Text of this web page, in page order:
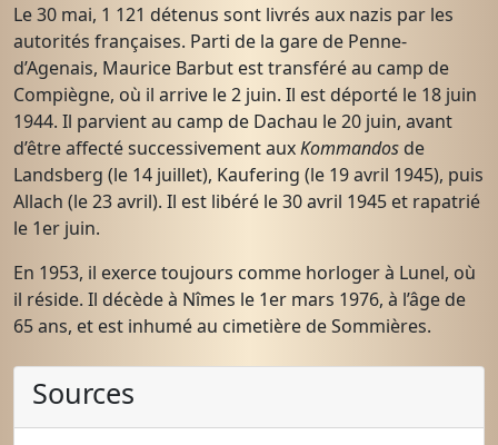
Le 30 mai, 1 121 détenus sont livrés aux nazis par les
autorités françaises. Parti de la gare de Penne-
d’Agenais, Maurice Barbut est transféré au camp de
Compiègne, où il arrive le 2 juin. Il est déporté le 18 juin
1944. Il parvient au camp de Dachau le 20 juin, avant
d’être affecté successivement auxKommandos de
Landsberg (le 14 juillet), Kaufering (le 19 avril 1945), puis
Allach (le 23 avril). Il est libéré le 30 avril 1945 et rapatrié
le 1er juin.
En 1953, il exerce toujours comme horloger à Lunel, où
il réside. Il décède à Nîmes le 1er mars 1976, à l’âge de
65 ans, et est inhumé au cimetière de Sommières.
Sources